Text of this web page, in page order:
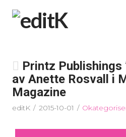
Printz Publishings
av Anette Rosvall i
Magazine
editK 2015-10-01